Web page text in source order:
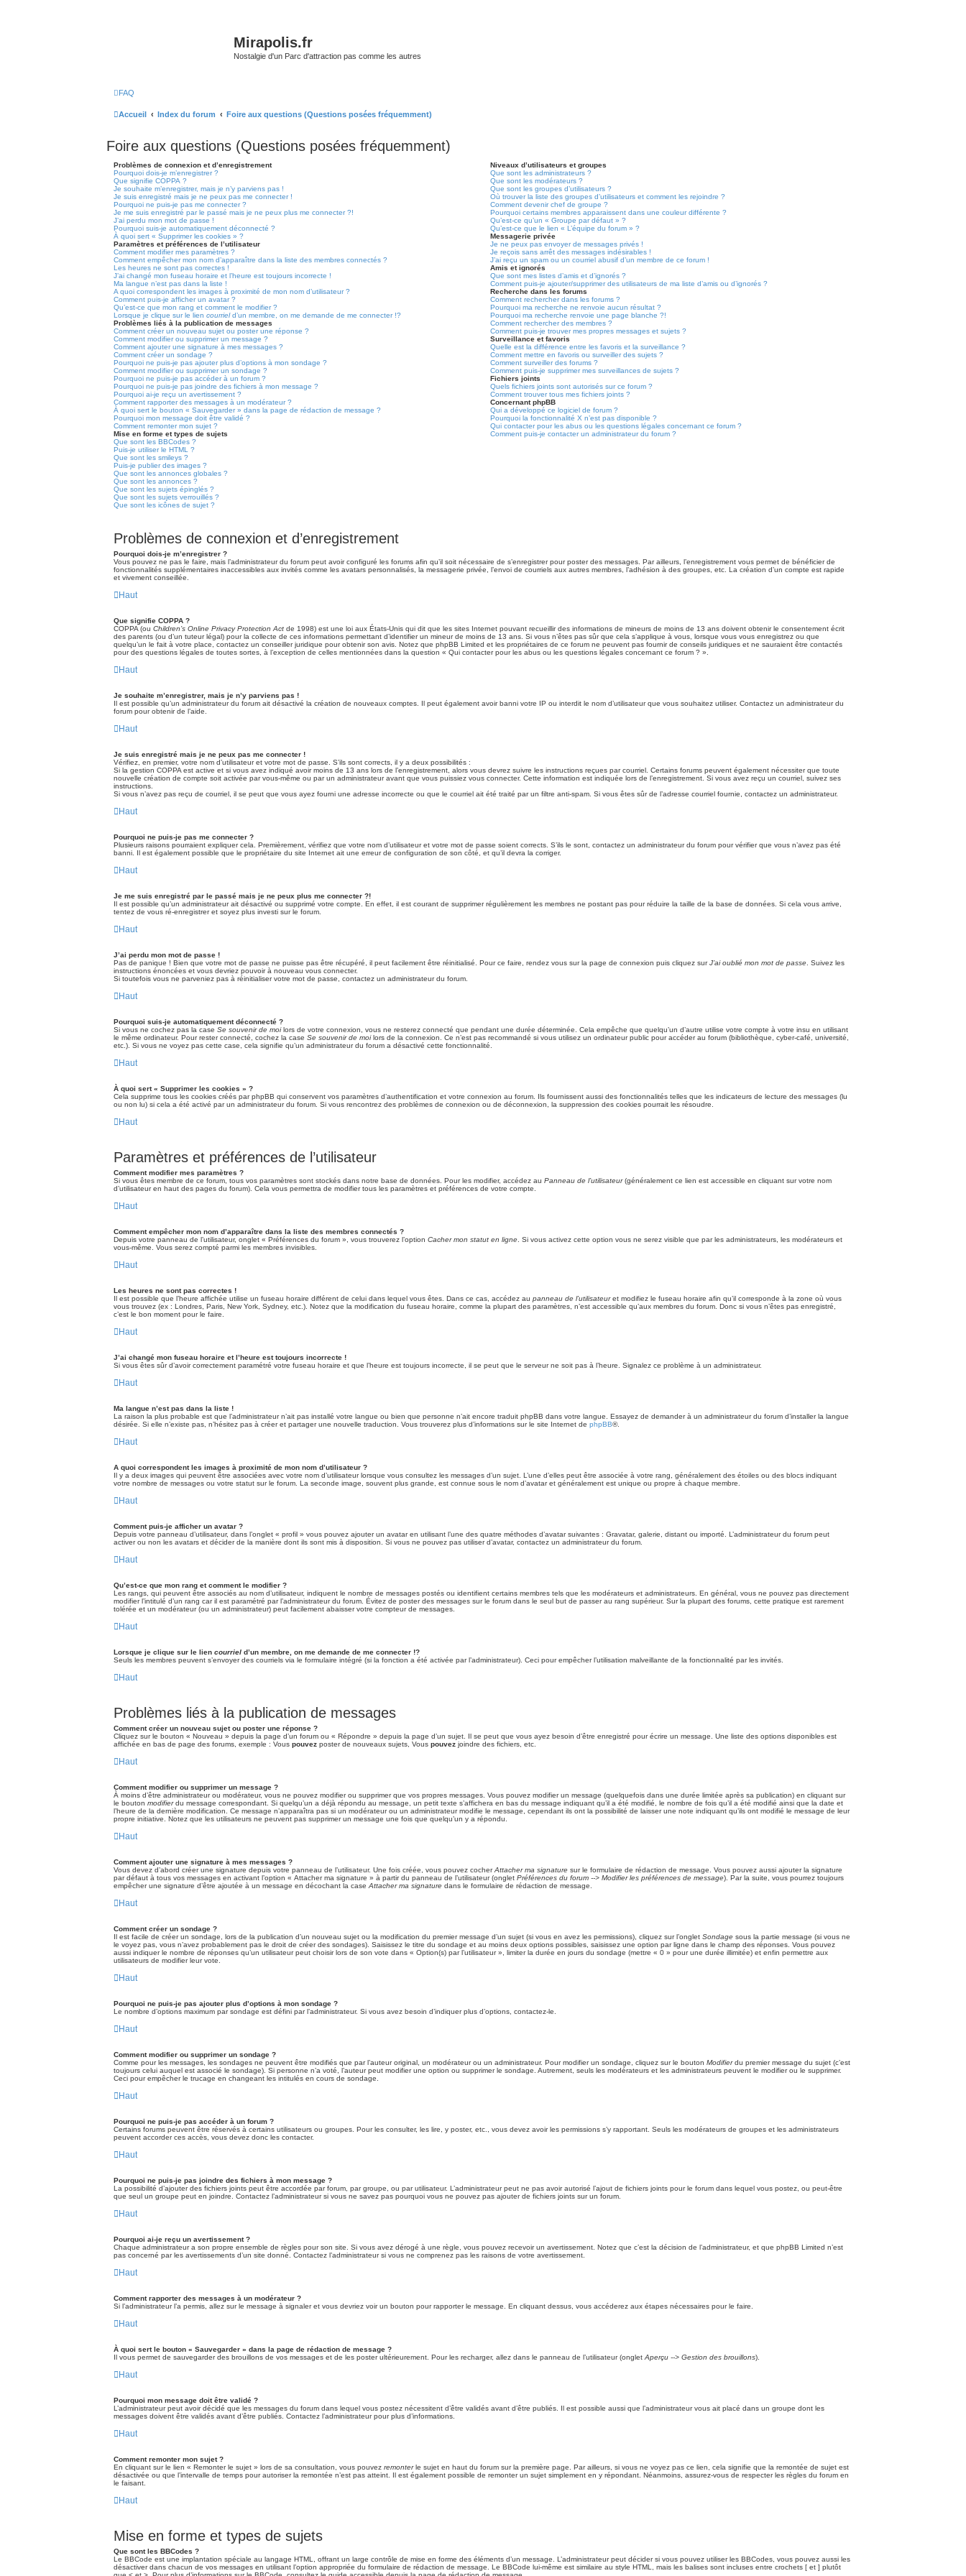
Mirapolis.fr
Nostalgie d'un Parc d'attraction pas comme les autres
FAQ
Accueil Index du forum Foire aux questions (Questions posées fréquemment)
Foire aux questions (Questions posées fréquemment)
Problèmes de connexion et d’enregistrement
Pourquoi dois-je m’enregistrer ?
Que signifie COPPA ?
Je souhaite m’enregistrer, mais je n’y parviens pas !
Je suis enregistré mais je ne peux pas me connecter !
Pourquoi ne puis-je pas me connecter ?
Je me suis enregistré par le passé mais je ne peux plus me connecter ?!
J’ai perdu mon mot de passe !
Pourquoi suis-je automatiquement déconnecté ?
À quoi sert « Supprimer les cookies » ?
Paramètres et préférences de l’utilisateur
Comment modifier mes paramètres ?
Comment empêcher mon nom d’apparaître dans la liste des membres connectés ?
Les heures ne sont pas correctes !
J’ai changé mon fuseau horaire et l’heure est toujours incorrecte !
Ma langue n’est pas dans la liste !
A quoi correspondent les images à proximité de mon nom d’utilisateur ?
Comment puis-je afficher un avatar ?
Qu’est-ce que mon rang et comment le modifier ?
Lorsque je clique sur le lien courrield’un membre, on me demande de me connecter !?
Problèmes liés à la publication de messages
Comment créer un nouveau sujet ou poster une réponse ?
Comment modifier ou supprimer un message ?
Comment ajouter une signature à mes messages ?
Comment créer un sondage ?
Pourquoi ne puis-je pas ajouter plus d’options à mon sondage ?
Comment modifier ou supprimer un sondage ?
Pourquoi ne puis-je pas accéder à un forum ?
Pourquoi ne puis-je pas joindre des fichiers à mon message ?
Pourquoi ai-je reçu un avertissement ?
Comment rapporter des messages à un modérateur ?
À quoi sert le bouton « Sauvegarder » dans la page de rédaction de message ?
Pourquoi mon message doit être validé ?
Comment remonter mon sujet ?
Mise en forme et types de sujets
Que sont les BBCodes ?
Puis-je utiliser le HTML ?
Que sont les smileys ?
Puis-je publier des images ?
Que sont les annonces globales ?
Que sont les annonces ?
Que sont les sujets épinglés ?
Que sont les sujets verrouillés ?
Que sont les icônes de sujet ?
Niveaux d’utilisateurs et groupes
Que sont les administrateurs ?
Que sont les modérateurs ?
Que sont les groupes d’utilisateurs ?
Où trouver la liste des groupes d’utilisateurs et comment les rejoindre ?
Comment devenir chef de groupe ?
Pourquoi certains membres apparaissent dans une couleur différente ?
Qu’est-ce qu’un « Groupe par défaut » ?
Qu’est-ce que le lien « L’équipe du forum » ?
Messagerie privée
Je ne peux pas envoyer de messages privés !
Je reçois sans arrêt des messages indésirables !
J’ai reçu un spam ou un courriel abusif d’un membre de ce forum !
Amis et ignorés
Que sont mes listes d’amis et d’ignorés ?
Comment puis-je ajouter/supprimer des utilisateurs de ma liste d’amis ou d’ignorés ?
Recherche dans les forums
Comment rechercher dans les forums ?
Pourquoi ma recherche ne renvoie aucun résultat ?
Pourquoi ma recherche renvoie une page blanche ?!
Comment rechercher des membres ?
Comment puis-je trouver mes propres messages et sujets ?
Surveillance et favoris
Quelle est la différence entre les favoris et la surveillance ?
Comment mettre en favoris ou surveiller des sujets ?
Comment surveiller des forums ?
Comment puis-je supprimer mes surveillances de sujets ?
Fichiers joints
Quels fichiers joints sont autorisés sur ce forum ?
Comment trouver tous mes fichiers joints ?
Concernant phpBB
Qui a développé ce logiciel de forum ?
Pourquoi la fonctionnalité X n’est pas disponible ?
Qui contacter pour les abus ou les questions légales concernant ce forum ?
Comment puis-je contacter un administrateur du forum ?
Problèmes de connexion et d’enregistrement
Pourquoi dois-je m’enregistrer ?
Vous pouvez ne pas le faire, mais l’administrateur du forum peut avoir configuré les forums afin qu’il soit nécessaire de s’enregistrer pour poster des messages. Par ailleurs, l’enregistrement vous permet de bénéficier de
fonctionnalités supplémentaires inaccessibles aux invités comme les avatars personnalisés, la messagerie privée, l’envoi de courriels aux autres membres, l’adhésion à des groupes, etc. La création d’un compte est rapide
et vivement conseillée.
Haut
Que signifie COPPA ?
COPPA (ou Children’s Online Privacy Protection Act de 1998) est une loi aux États-Unis qui dit que les sites Internet pouvant recueillir des informations de mineurs de moins de 13 ans doivent obtenir le consentement écrit
des parents (ou d’un tuteur légal) pour la collecte de ces informations permettant d’identifier un mineur de moins de 13 ans. Si vous n’êtes pas sûr que cela s’applique à vous, lorsque vous vous enregistrez ou que
quelqu’un le fait à votre place, contactez un conseiller juridique pour obtenir son avis. Notez que phpBB Limited et les propriétaires de ce forum ne peuvent pas fournir de conseils juridiques et ne sauraient être contactés
pour des questions légales de toutes sortes, à l’exception de celles mentionnées dans la question « Qui contacter pour les abus ou les questions légales concernant ce forum ? ».
Haut
Je souhaite m’enregistrer, mais je n’y parviens pas !
Il est possible qu’un administrateur du forum ait désactivé la création de nouveaux comptes. Il peut également avoir banni votre IP ou interdit le nom d’utilisateur que vous souhaitez utiliser. Contactez un administrateur du
forum pour obtenir de l’aide.
Haut
Je suis enregistré mais je ne peux pas me connecter !
Vérifiez, en premier, votre nom d’utilisateur et votre mot de passe. S’ils sont corrects, il y a deux possibilités :
Si la gestion COPPA est active et si vous avez indiqué avoir moins de 13 ans lors de l’enregistrement, alors vous devrez suivre les instructions reçues par courriel. Certains forums peuvent également nécessiter que toute
nouvelle création de compte soit activée par vous-même ou par un administrateur avant que vous puissiez vous connecter. Cette information est indiquée lors de l’enregistrement. Si vous avez reçu un courriel, suivez ses
instructions.
Si vous n’avez pas reçu de courriel, il se peut que vous ayez fourni une adresse incorrecte ou que le courriel ait été traité par un filtre anti-spam. Si vous êtes sûr de l’adresse courriel fournie, contactez un administrateur.
Haut
Pourquoi ne puis-je pas me connecter ?
Plusieurs raisons pourraient expliquer cela. Premièrement, vérifiez que votre nom d’utilisateur et votre mot de passe soient corrects. S’ils le sont, contactez un administrateur du forum pour vérifier que vous n’avez pas été
banni. Il est également possible que le propriétaire du site Internet ait une erreur de configuration de son côté, et qu’il devra la corriger.
Haut
Je me suis enregistré par le passé mais je ne peux plus me connecter ?!
Il est possible qu’un administrateur ait désactivé ou supprimé votre compte. En effet, il est courant de supprimer régulièrement les membres ne postant pas pour réduire la taille de la base de données. Si cela vous arrive,
tentez de vous ré-enregistrer et soyez plus investi sur le forum.
Haut
J’ai perdu mon mot de passe !
Pas de panique ! Bien que votre mot de passe ne puisse pas être récupéré, il peut facilement être réinitialisé. Pour ce faire, rendez vous sur la page de connexion puis cliquez surJ’ai oublié mon mot de passe . Suivez les
instructions énoncées et vous devriez pouvoir à nouveau vous connecter.
Si toutefois vous ne parveniez pas à réinitialiser votre mot de passe, contactez un administrateur du forum.
Haut
Pourquoi suis-je automatiquement déconnecté ?
Si vous ne cochez pas la case Se souvenir de moilors de votre connexion, vous ne resterez connecté que pendant une durée déterminée. Cela empêche que quelqu’un d’autre utilise votre compte à votre insu en utilisant
le même ordinateur. Pour rester connecté, cochez la case Se souvenir de moilors de la connexion. Ce n’est pas recommandé si vous utilisez un ordinateur public pour accéder au forum (bibliothèque, cyber-café, université,
etc.). Si vous ne voyez pas cette case, cela signifie qu’un administrateur du forum a désactivé cette fonctionnalité.
Haut
À quoi sert « Supprimer les cookies » ?
Cela supprime tous les cookies créés par phpBB qui conservent vos paramètres d’authentification et votre connexion au forum. Ils fournissent aussi des fonctionnalités telles que les indicateurs de lecture des messages (lu
ou non lu) si cela a été activé par un administrateur du forum. Si vous rencontrez des problèmes de connexion ou de déconnexion, la suppression des cookies pourrait les résoudre.
Haut
Paramètres et préférences de l’utilisateur
Comment modifier mes paramètres ?
Si vous êtes membre de ce forum, tous vos paramètres sont stockés dans notre base de données. Pour les modifier, accédez au Panneau de l’utilisateur(généralement ce lien est accessible en cliquant sur votre nom
d’utilisateur en haut des pages du forum). Cela vous permettra de modifier tous les paramètres et préférences de votre compte.
Haut
Comment empêcher mon nom d’apparaître dans la liste des membres connectés ?
Depuis votre panneau de l’utilisateur, onglet « Préférences du forum », vous trouverez l’option Cacher mon statut en ligne . Si vous activez cette option vous ne serez visible que par les administrateurs, les modérateurs et
vous-même. Vous serez compté parmi les membres invisibles.
Haut
Les heures ne sont pas correctes !
Il est possible que l’heure affichée utilise un fuseau horaire différent de celui dans lequel vous êtes. Dans ce cas, accédez au panneau de l’utilisateuret modifiez le fuseau horaire afin qu’il corresponde à la zone où vous
vous trouvez (ex : Londres, Paris, New York, Sydney, etc.). Notez que la modification du fuseau horaire, comme la plupart des paramètres, n’est accessible qu’aux membres du forum. Donc si vous n’êtes pas enregistré,
c’est le bon moment pour le faire.
Haut
J’ai changé mon fuseau horaire et l’heure est toujours incorrecte !
Si vous êtes sûr d’avoir correctement paramétré votre fuseau horaire et que l’heure est toujours incorrecte, il se peut que le serveur ne soit pas à l’heure. Signalez ce problème à un administrateur.
Haut
Ma langue n’est pas dans la liste !
La raison la plus probable est que l’administrateur n’ait pas installé votre langue ou bien que personne n’ait encore traduit phpBB dans votre langue. Essayez de demander à un administrateur du forum d’installer la langue
désirée. Si elle n’existe pas, n’hésitez pas à créer et partager une nouvelle traduction. Vous trouverez plus d’informations sur le site Internet de phpBB®.
Haut
A quoi correspondent les images à proximité de mon nom d’utilisateur ?
Il y a deux images qui peuvent être associées avec votre nom d’utilisateur lorsque vous consultez les messages d’un sujet. L’une d’elles peut être associée à votre rang, généralement des étoiles ou des blocs indiquant
votre nombre de messages ou votre statut sur le forum. La seconde image, souvent plus grande, est connue sous le nom d’avatar et généralement est unique ou propre à chaque membre.
Haut
Comment puis-je afficher un avatar ?
Depuis votre panneau d’utilisateur, dans l’onglet « profil » vous pouvez ajouter un avatar en utilisant l’une des quatre méthodes d’avatar suivantes : Gravatar, galerie, distant ou importé. L’administrateur du forum peut
activer ou non les avatars et décider de la manière dont ils sont mis à disposition. Si vous ne pouvez pas utiliser d’avatar, contactez un administrateur du forum.
Haut
Qu’est-ce que mon rang et comment le modifier ?
Les rangs, qui peuvent être associés au nom d’utilisateur, indiquent le nombre de messages postés ou identifient certains membres tels que les modérateurs et administrateurs. En général, vous ne pouvez pas directement
modifier l’intitulé d’un rang car il est paramétré par l’administrateur du forum. Évitez de poster des messages sur le forum dans le seul but de passer au rang supérieur. Sur la plupart des forums, cette pratique est rarement
tolérée et un modérateur (ou un administrateur) peut facilement abaisser votre compteur de messages.
Haut
Lorsque je clique sur le lien courriel d’un membre, on me demande de me connecter !?
Seuls les membres peuvent s’envoyer des courriels via le formulaire intégré (si la fonction a été activée par l’administrateur). Ceci pour empêcher l’utilisation malveillante de la fonctionnalité par les invités.
Haut
Problèmes liés à la publication de messages
Comment créer un nouveau sujet ou poster une réponse ?
Cliquez sur le bouton « Nouveau » depuis la page d’un forum ou « Répondre » depuis la page d’un sujet. Il se peut que vous ayez besoin d’être enregistré pour écrire un message. Une liste des options disponibles est
affichée en bas de page des forums, exemple : Vous pouvez poster de nouveaux sujets, Vous pouvez joindre des fichiers, etc.
Haut
Comment modifier ou supprimer un message ?
À moins d’être administrateur ou modérateur, vous ne pouvez modifier ou supprimer que vos propres messages. Vous pouvez modifier un message (quelquefois dans une durée limitée après sa publication) en cliquant sur
le bouton modifierdu message correspondant. Si quelqu’un a déjà répondu au message, un petit texte s’affichera en bas du message indiquant qu’il a été modifié, le nombre de fois qu’il a été modifié ainsi que la date et
l’heure de la dernière modification. Ce message n’apparaîtra pas si un modérateur ou un administrateur modifie le message, cependant ils ont la possibilité de laisser une note indiquant qu’ils ont modifié le message de leur
propre initiative. Notez que les utilisateurs ne peuvent pas supprimer un message une fois que quelqu’un y a répondu.
Haut
Comment ajouter une signature à mes messages ?
Vous devez d’abord créer une signature depuis votre panneau de l’utilisateur. Une fois créée, vous pouvez cocherAttacher ma signature sur le formulaire de rédaction de message. Vous pouvez aussi ajouter la signature
par défaut à tous vos messages en activant l’option « Attacher ma signature » à partir du panneau de l’utilisateur (onglet Préférences du forum --> Modifier les préférences de message). Par la suite, vous pourrez toujours
empêcher une signature d’être ajoutée à un message en décochant la case Attacher ma signature dans le formulaire de rédaction de message.
Haut
Comment créer un sondage ?
Il est facile de créer un sondage, lors de la publication d’un nouveau sujet ou la modification du premier message d’un sujet (si vous en avez les permissions), cliquez sur l’onglet Sondage sous la partie message (si vous ne
le voyez pas, vous n’avez probablement pas le droit de créer des sondages). Saisissez le titre du sondage et au moins deux options possibles, saisissez une option par ligne dans le champ des réponses. Vous pouvez
aussi indiquer le nombre de réponses qu’un utilisateur peut choisir lors de son vote dans « Option(s) par l’utilisateur », limiter la durée en jours du sondage (mettre « 0 » pour une durée illimitée) et enfin permettre aux
utilisateurs de modifier leur vote.
Haut
Pourquoi ne puis-je pas ajouter plus d’options à mon sondage ?
Le nombre d’options maximum par sondage est défini par l’administrateur. Si vous avez besoin d’indiquer plus d’options, contactez-le.
Haut
Comment modifier ou supprimer un sondage ?
Comme pour les messages, les sondages ne peuvent être modifiés que par l’auteur original, un modérateur ou un administrateur. Pour modifier un sondage, cliquez sur le bouton Modifierdu premier message du sujet (c’est
toujours celui auquel est associé le sondage). Si personne n’a voté, l’auteur peut modifier une option ou supprimer le sondage. Autrement, seuls les modérateurs et les administrateurs peuvent le modifier ou le supprimer.
Ceci pour empêcher le trucage en changeant les intitulés en cours de sondage.
Haut
Pourquoi ne puis-je pas accéder à un forum ?
Certains forums peuvent être réservés à certains utilisateurs ou groupes. Pour les consulter, les lire, y poster, etc., vous devez avoir les permissions s’y rapportant. Seuls les modérateurs de groupes et les administrateurs
peuvent accorder ces accès, vous devez donc les contacter.
Haut
Pourquoi ne puis-je pas joindre des fichiers à mon message ?
La possibilité d’ajouter des fichiers joints peut être accordée par forum, par groupe, ou par utilisateur. L’administrateur peut ne pas avoir autorisé l’ajout de fichiers joints pour le forum dans lequel vous postez, ou peut-être
que seul un groupe peut en joindre. Contactez l’administrateur si vous ne savez pas pourquoi vous ne pouvez pas ajouter de fichiers joints sur un forum.
Haut
Pourquoi ai-je reçu un avertissement ?
Chaque administrateur a son propre ensemble de règles pour son site. Si vous avez dérogé à une règle, vous pouvez recevoir un avertissement. Notez que c’est la décision de l’administrateur, et que phpBB Limited n’est
pas concerné par les avertissements d’un site donné. Contactez l’administrateur si vous ne comprenez pas les raisons de votre avertissement.
Haut
Comment rapporter des messages à un modérateur ?
Si l’administrateur l’a permis, allez sur le message à signaler et vous devriez voir un bouton pour rapporter le message. En cliquant dessus, vous accéderez aux étapes nécessaires pour le faire.
Haut
À quoi sert le bouton « Sauvegarder » dans la page de rédaction de message ?
Il vous permet de sauvegarder des brouillons de vos messages et de les poster ultérieurement. Pour les recharger, allez dans le panneau de l’utilisateur (onglet Aperçu --> Gestion des brouillons).
Haut
Pourquoi mon message doit être validé ?
L’administrateur peut avoir décidé que les messages du forum dans lequel vous postez nécessitent d’être validés avant d’être publiés. Il est possible aussi que l’administrateur vous ait placé dans un groupe dont les
messages doivent être validés avant d’être publiés. Contactez l’administrateur pour plus d’informations.
Haut
Comment remonter mon sujet ?
En cliquant sur le lien « Remonter le sujet » lors de sa consultation, vous pouvez remonterle sujet en haut du forum sur la première page. Par ailleurs, si vous ne voyez pas ce lien, cela signifie que la remontée de sujet est
désactivée ou que l’intervalle de temps pour autoriser la remontée n’est pas atteint. Il est également possible de remonter un sujet simplement en y répondant. Néanmoins, assurez-vous de respecter les règles du forum en
le faisant.
Haut
Mise en forme et types de sujets
Que sont les BBCodes ?
Le BBCode est une implantation spéciale au langage HTML, offrant un large contrôle de mise en forme des éléments d’un message. L’administrateur peut décider si vous pouvez utiliser les BBCodes, vous pouvez aussi les
désactiver dans chacun de vos messages en utilisant l’option appropriée du formulaire de rédaction de message. Le BBCode lui-même est similaire au style HTML, mais les balises sont incluses entre crochets [ et ] plutôt